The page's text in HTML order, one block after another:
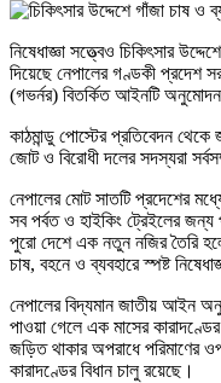
নিষেধাজ্ঞা সত্ত্বেও চিকিৎসার
দিয়েছে নেপালের গণ্ডকী প্রদেশ
(গভর্নর) বিতর্কিত আইনটি
কাঠমান্ডু পোস্টের প্রতিবেদন
জোট ও বিরোধী দলের সদস্যরা
নেপালের মোট সাতটি প্রদেশের
সব পর্বত ও হাইকিং ট্রেইলের
পুরো দেশে এক নতুন নজির তৈরি
চাষ, বহনে ও ব্যবহারে স্পষ্ট
নেপালের বিদ্যমান জাতীয় আইন
পাওয়া গেলে এক মাসের
জড়িত থাকার অপরাধে পরিমাণের
কারাদণ্ডের বিধান চালু রয়েছে।